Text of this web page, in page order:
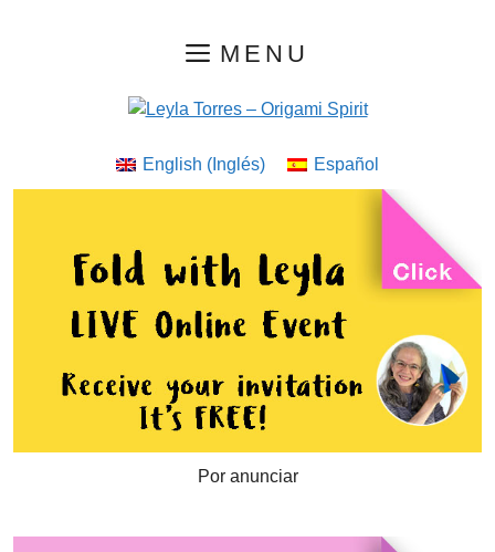
MENU
English ( Inglés) Español
Por anunciar